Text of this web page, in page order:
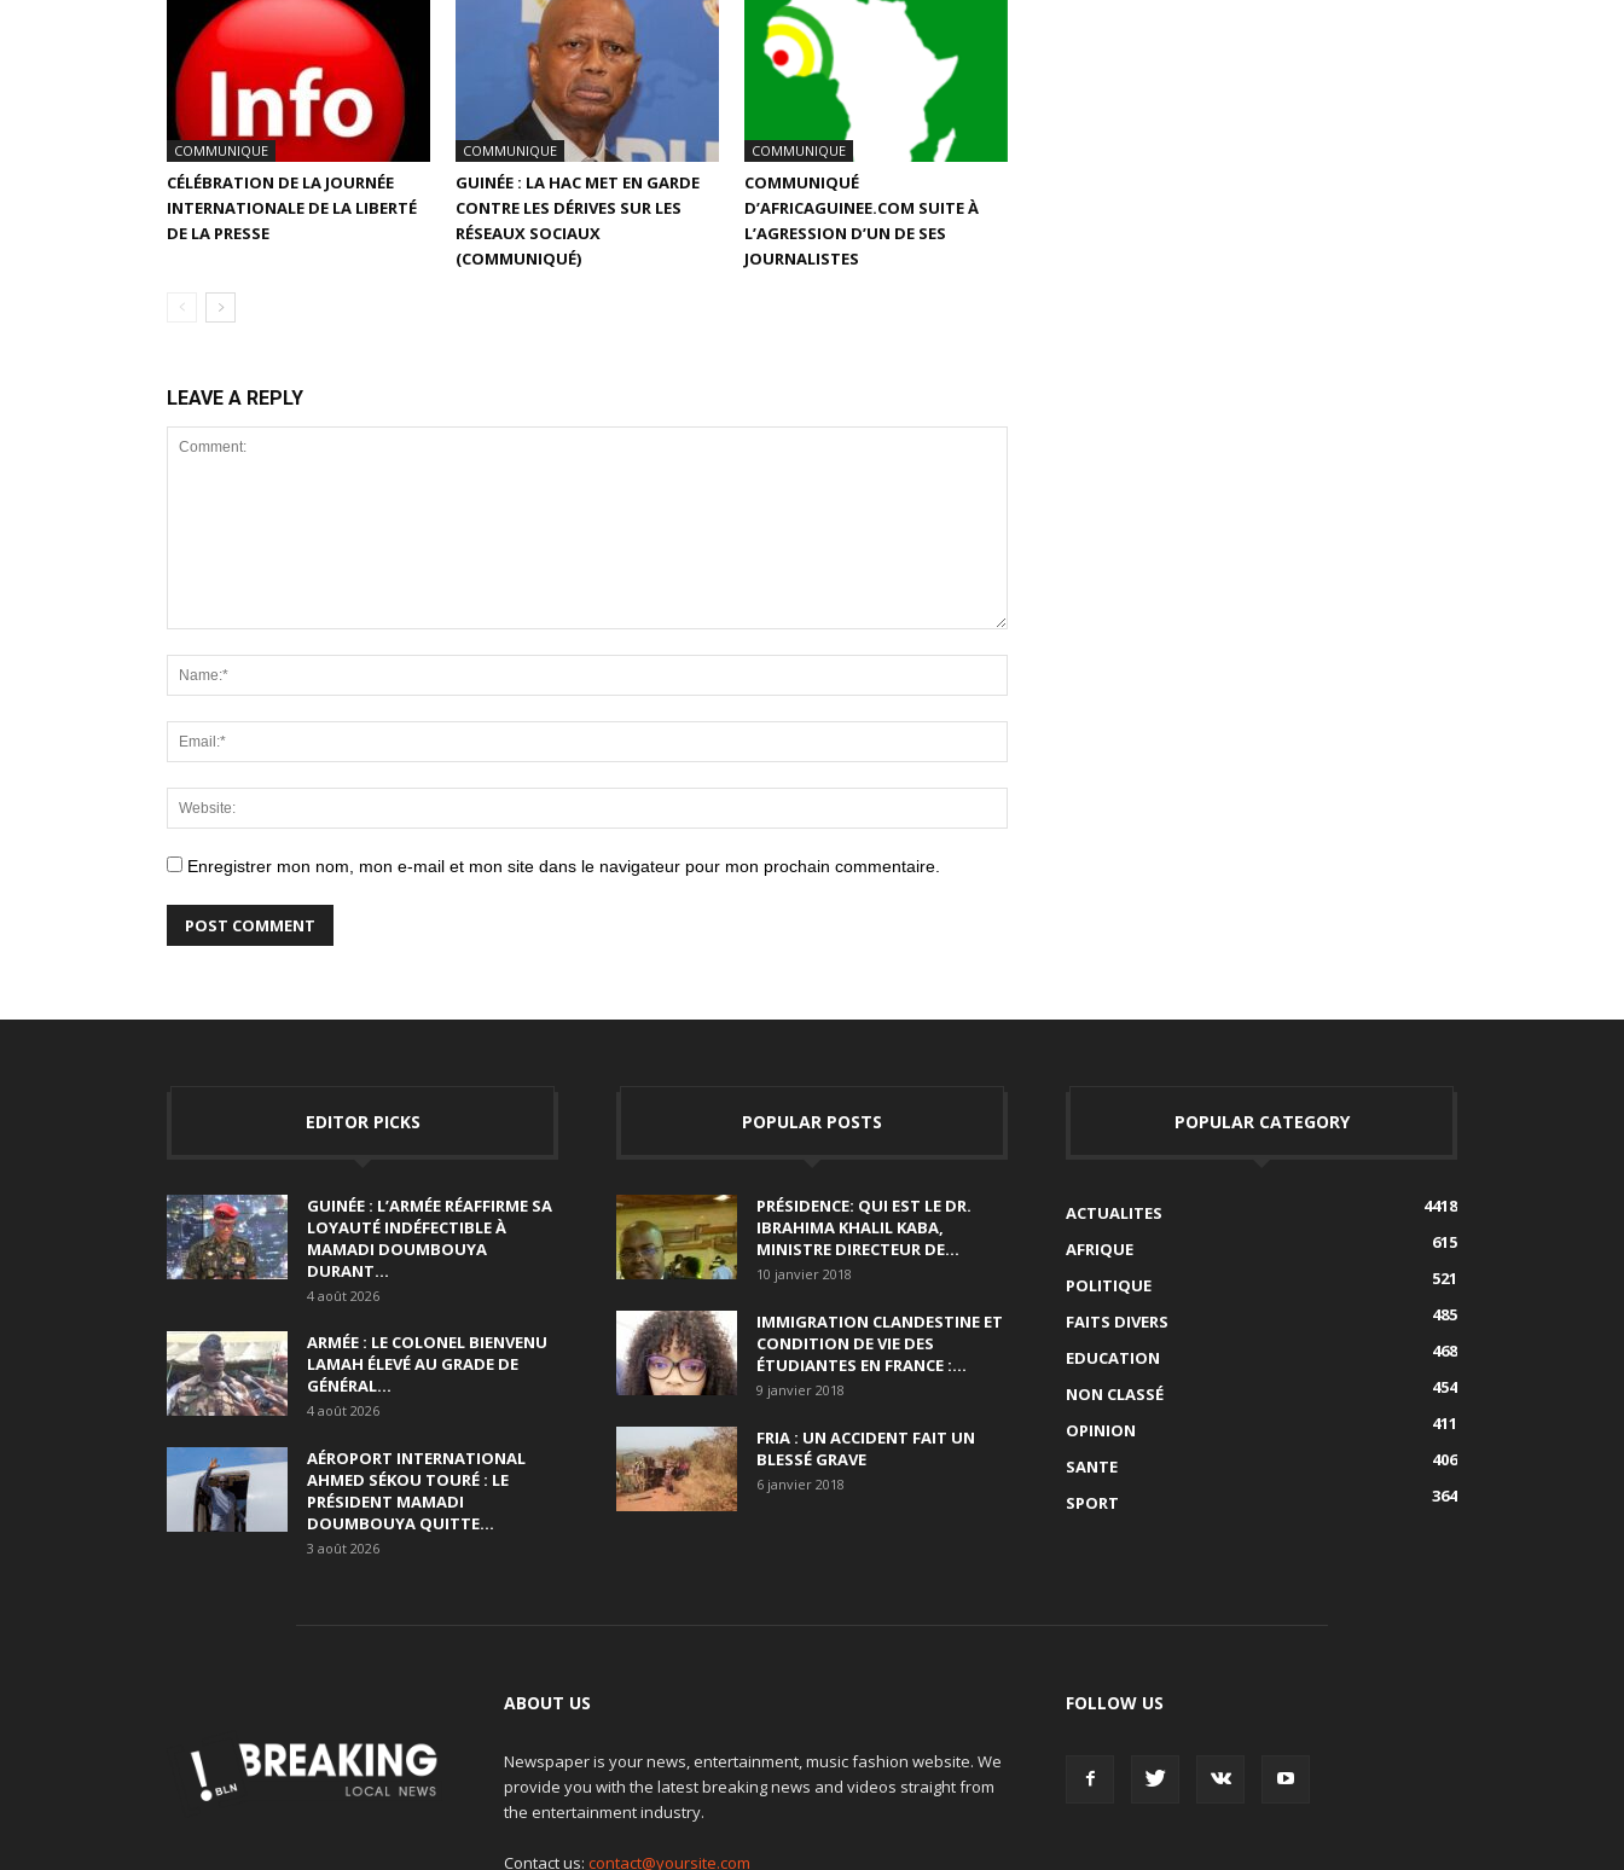
COMMUNIQUE
CÉLÉBRATION DE LA JOURNÉE
INTERNATIONALE DE LA LIBERTÉ
DE LA PRESSE
COMMUNIQUE
GUINÉE : LA HAC MET EN GARDE
CONTRE LES DÉRIVES SUR LES
RÉSEAUX SOCIAUX
(COMMUNIQUÉ)
COMMUNIQUE
COMMUNIQUÉ
D’AFRICAGUINEE.COM SUITE À
L’AGRESSION D’UN DE SES
JOURNALISTES
LEAVE A REPLY
Enregistrer mon nom, mon e-mail et mon site dans le navigateur pour mon prochain commentaire.
EDITOR PICKS
GUINÉE : L’ARMÉE RÉAFFIRME SA
LOYAUTÉ INDÉFECTIBLE À
MAMADI DOUMBOUYA
DURANT...
4 août 2026
ARMÉE : LE COLONEL BIENVENU
LAMAH ÉLEVÉ AU GRADE DE
GÉNÉRAL...
4 août 2026
AÉROPORT INTERNATIONAL
AHMED SÉKOU TOURÉ : LE
PRÉSIDENT MAMADI
DOUMBOUYA QUITTE...
3 août 2026
POPULAR POSTS
PRÉSIDENCE: QUI EST LE DR.
IBRAHIMA KHALIL KABA,
MINISTRE DIRECTEUR DE...
10 janvier 2018
IMMIGRATION CLANDESTINE ET
CONDITION DE VIE DES
ÉTUDIANTES EN FRANCE :...
9 janvier 2018
FRIA : UN ACCIDENT FAIT UN
BLESSÉ GRAVE
6 janvier 2018
POPULAR CATEGORY
ACTUALITES
4418
AFRIQUE
615
POLITIQUE
521
FAITS DIVERS
485
EDUCATION
468
NON CLASSÉ
454
OPINION
411
SANTE
406
SPORT
364
ABOUT US
Newspaper is your news, entertainment, music fashion website. We
provide you with the latest breaking news and videos straight from
the entertainment industry.
Contact us: contact@yoursite.com
FOLLOW US